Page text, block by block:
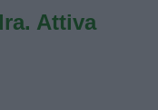
Attiva